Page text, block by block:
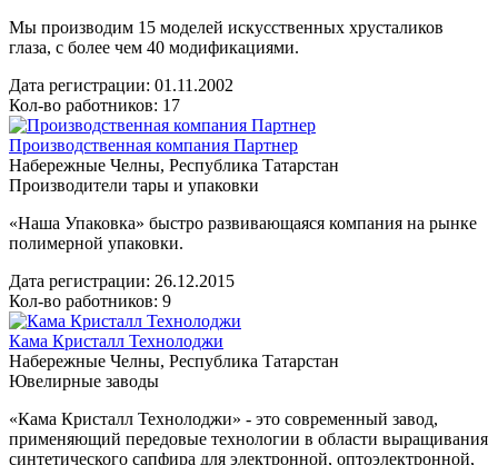
Мы производим 15 моделей искусственных хрусталиков
глаза, с более чем 40 модификациями.
Дата регистрации: 01.11.2002
Кол-во работников: 17
Производственная компания Партнер
Набережные Челны, Республика Татарстан
Производители тары и упаковки
«Наша Упаковка» быстро развивающаяся компания на рынке
полимерной упаковки.
Дата регистрации: 26.12.2015
Кол-во работников: 9
Кама Кристалл Технолоджи
Набережные Челны, Республика Татарстан
Ювелирные заводы
«Кама Кристалл Технолоджи» - это современный завод,
применяющий передовые технологии в области выращивания
синтетического сапфира для электронной, оптоэлектронной,